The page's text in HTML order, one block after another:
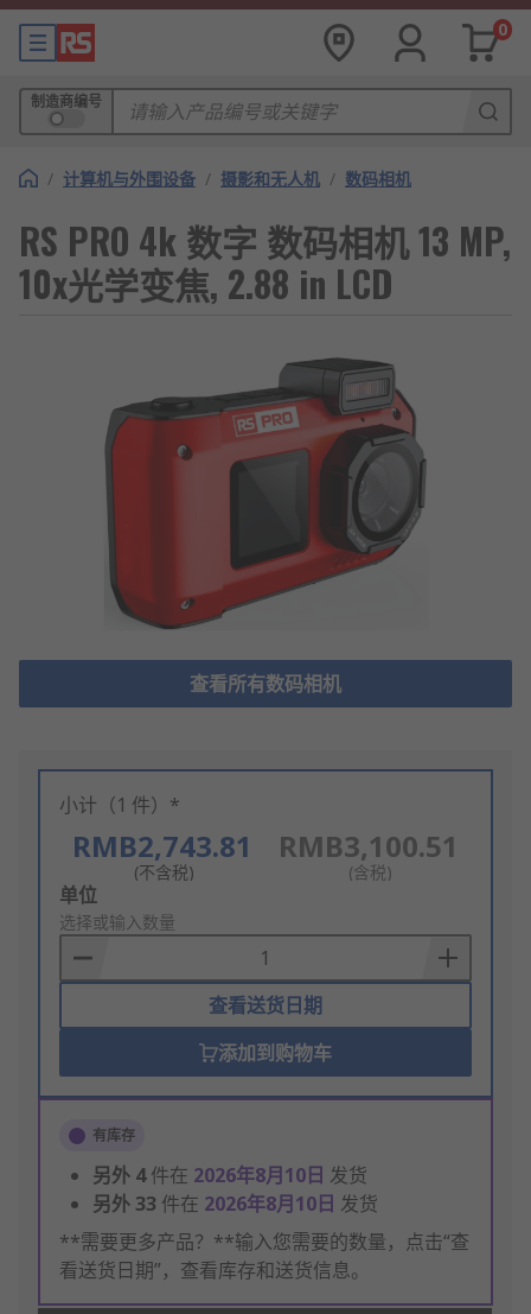
0
制造商编号
/ 计算机与外围设备 / 摄影和无人机 / 数码相机
RS PRO 4k 数字 数码相机 13 MP,
10x光学变焦, 2.88 in LCD
查看所有数码相机
小计（1 件）*
RMB2,743.81
(不含税)
RMB3,100.51
(含税)
Add
to
Basket
单位
选择或输入数量
查看送货日期
添加到购物车
有库存
另外 4件在 2026年8月10日 发货
另外33 件在 2026年8月10日 发货
**需要更多产品？**输入您需要的数量，点击“查
看送货日期”，查看库存和送货信息。